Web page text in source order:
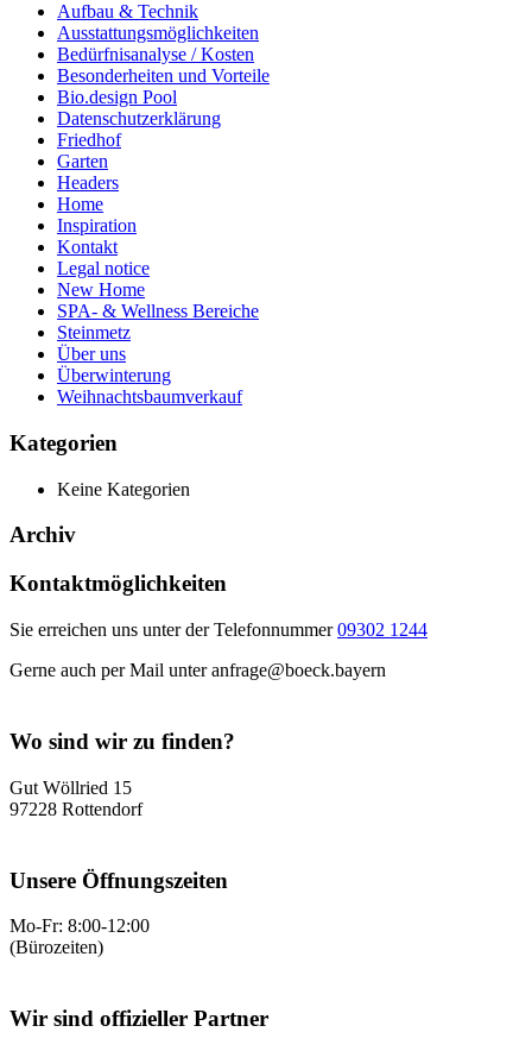
Aufbau & Technik
Ausstattungsmöglichkeiten
Bedürfnisanalyse / Kosten
Besonderheiten und Vorteile
Bio.design Pool
Datenschutzerklärung
Friedhof
Garten
Headers
Home
Inspiration
Kontakt
Legal notice
New Home
SPA- & Wellness Bereiche
Steinmetz
Über uns
Überwinterung
Weihnachtsbaumverkauf
Kategorien
Keine Kategorien
Archiv
Kontaktmöglichkeiten
Sie erreichen uns unter der Telefonnummer09302 1244
Gerne auch per Mail unter anfrage@boeck.bayern
Wo sind wir zu finden?
Gut Wöllried 15
97228 Rottendorf
Unsere Öffnungszeiten
Mo-Fr: 8:00-12:00
(Bürozeiten)
Wir sind offizieller Partner